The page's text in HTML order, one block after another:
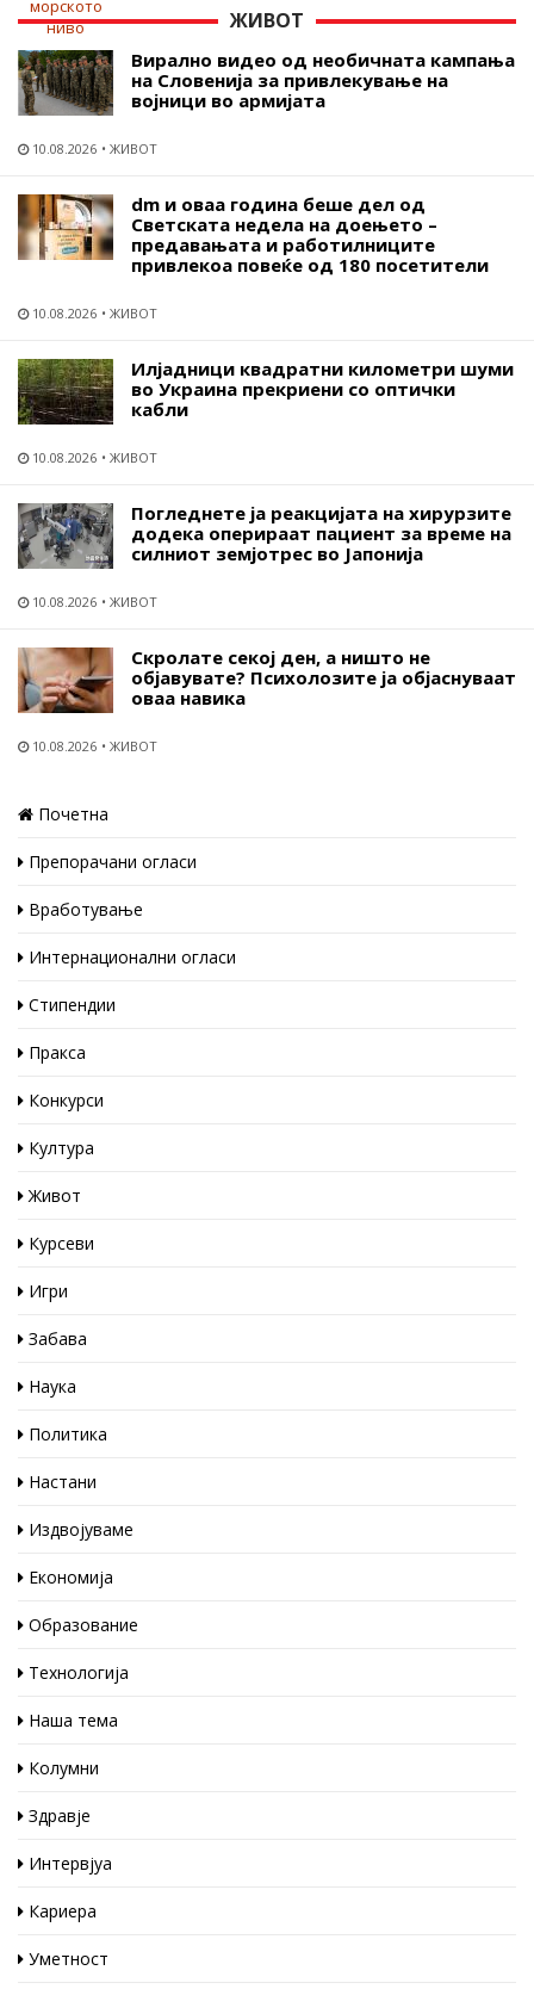
ЖИВОТ
Вирално видео од необичната кампања
на Словенија за привлекување на
војници во армијата
10.08.2026 ЖИВОТ
dm и оваа година беше дел од
Светската недела на доењето –
предавањата и работилниците
привлекоа повеќе од 180 посетители
10.08.2026 ЖИВОТ
Илјадници квадратни километри шуми
во Украина прекриени со оптички
кабли
10.08.2026 ЖИВОТ
Погледнете ја реакцијата на хирурзите
додека оперираат пациент за време на
силниот земјотрес во Јапонија
10.08.2026 ЖИВОТ
Скролате секој ден, а ништо не
објавувате? Психолозите ја објаснуваат
оваа навика
10.08.2026 ЖИВОТ
Почетна
Препорачани огласи
Вработување
Интернационални огласи
Стипендии
Пракса
Конкурси
Култура
Живот
Курсеви
Игри
Забава
Наука
Политика
Настани
Издвојуваме
Економија
Образование
Технологија
Наша тема
Колумни
Здравје
Интервјуа
Кариера
Уметност